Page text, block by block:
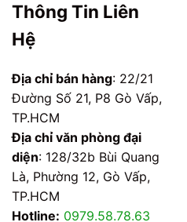
Thông Tin Liên
Hệ
Địa chỉ bán hàng: 22/21
Đường Số 21, P8 Gò Vấp,
TP.HCM
Địa chỉ văn phòng đại
diện: 128/32b Bùi Quang
Là, Phường 12, Gò Vấp,
TP.HCM
Hotline: 0979.58.78.63